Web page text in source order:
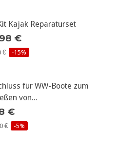
Kajak Reparaturset
€
€ -15%
für WW-Boote zum
von...
€
€ -5%